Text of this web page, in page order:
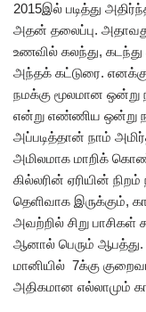
2015இல் படித்து
அதன் தலைப்பு.
உணவில் கலந்து,
அந்தக் கட்டுரை.
நமக்கு மூலமான ஒன்று
என்று எண்ணிய ஒன்று
அப்படித்தான் நாம்
அமிலமாக மாறிக்
கில்லரின் ஏரியின்
தெளிவாக
அவற்றில் சிறு
ஆனால் பெரும் ஆபத்து.
மானியில் 7க்கு
அதிகமான எல்லாமும்